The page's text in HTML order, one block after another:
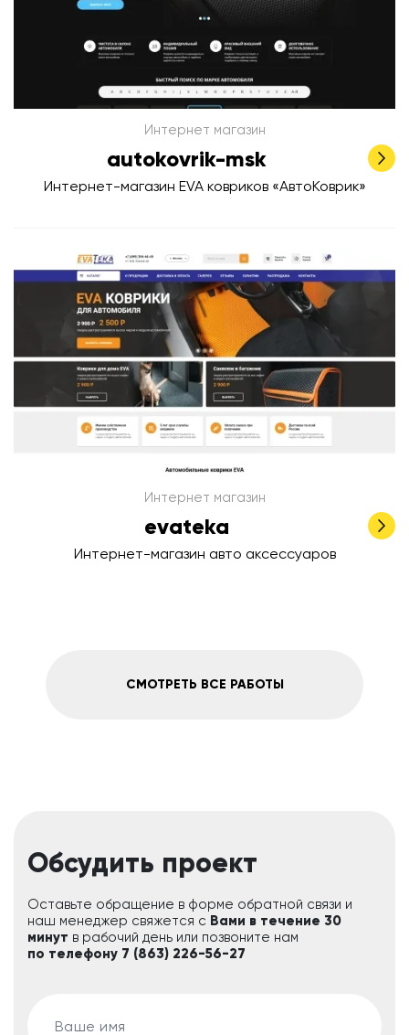
Интернет магазин
autokovrik-msk
Интернет-магазин EVA ковриков «АвтоКоврик»
Интернет магазин
evateka
Интернет-магазин авто аксессуаров
СМОТРЕТЬ ВСЕ РАБОТЫ
Обсудить проект
Оставьте обращение в форме обратной связи и
наш менеджер свяжется с Вами в течение 30
минут в рабочий день или позвоните нам
по телефону 7 (863) 226-56-27